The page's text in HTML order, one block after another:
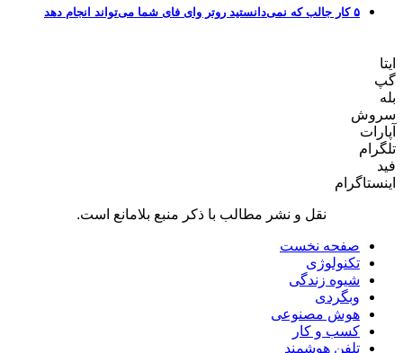
۵ کار جالب که نمی‌دانستید روتر وای فای شما می‌تواند انجام دهد
ایتا
گپ
بله
سروش
آپارات
تلگرام
فید
اینستاگرام
نقل و نشر مطالب با ذکر منبع بلامانع است.
صفحه نخست
تکنولوژی
شیوه زندگی
وبگردی
هوش مصنوعی
کسب و کار
تلفن هوشمند